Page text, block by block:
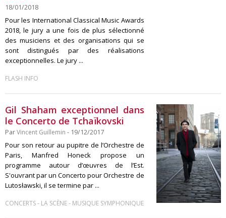
18/01/2018
Pour les International Classical Music Awards
2018, le jury a une fois de plus sélectionné
des musiciens et des organisations qui se
sont distingués par des réalisations
exceptionnelles. Le jury ...
FLASH INFO
Gil Shaham exceptionnel dans
le Concerto de Tchaïkovski
ParVincent Guillemin - 19/12/2017
Pour son retour au pupitre de l’Orchestre de
Paris, Manfred Honeck propose un
programme autour d’œuvres de l’Est.
S'ouvrant par un Concerto pour Orchestre de
Lutosławski, il se termine par ...
CONCERTS- LA SCÈNE- MUSIQUE SYMPHONIQUE